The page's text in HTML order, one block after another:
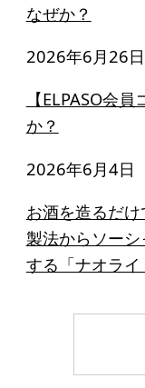
なぜか？
2026年6月26日
【ELPASO会
か？
2026年6月4日
お酒を造るだ
製法からソー
する「ナオラ